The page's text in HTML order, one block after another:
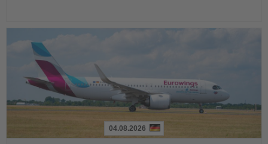
04.08.2026